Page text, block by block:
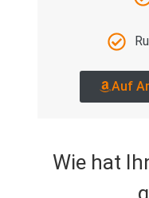
Auf
Wie hat